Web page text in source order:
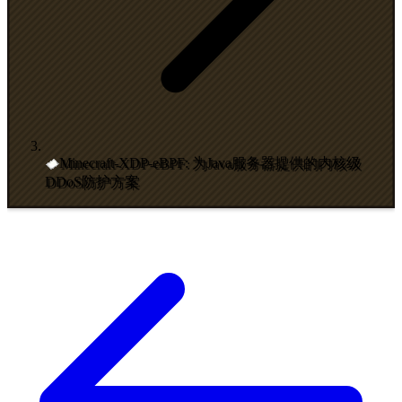
Minecraft-XDP-eBPF: 为Java服务器提供的内核级
DDoS防护方案